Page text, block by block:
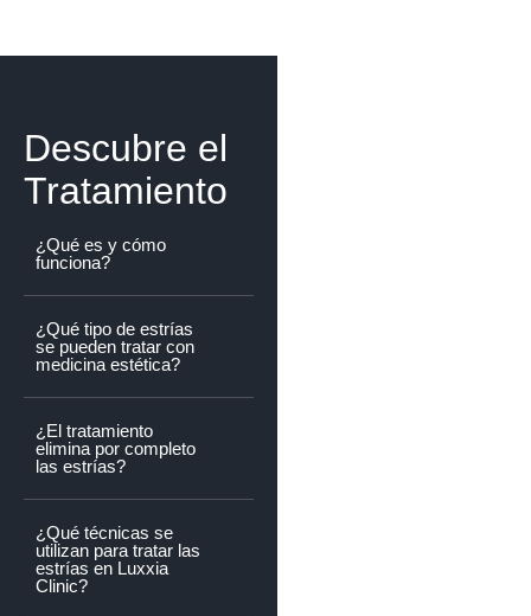
Descubre el
Tratamiento
¿Qué es y cómo
funciona?
¿Qué tipo de estrías
se pueden tratar con
medicina estética?
¿El tratamiento
elimina por completo
las estrías?
¿Qué técnicas se
utilizan para tratar las
estrías en Luxxia
Clinic?